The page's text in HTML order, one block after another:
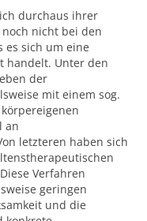
durchaus ihrer
nicht bei den
es sich um eine
handelt. Unter den
der
mit einem sog.
an
letzteren haben sich
Verfahren
geringen
und die